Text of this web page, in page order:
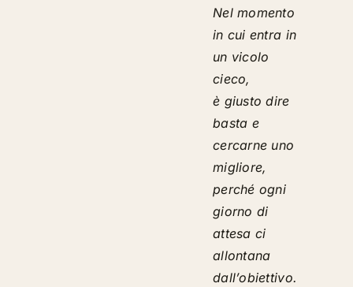
Nel momento
in cui entra in
un vicolo
cieco,
è giusto dire
basta e
cercarne uno
migliore,
perché ogni
giorno di
attesa ci
allontana
dall’obiettivo.